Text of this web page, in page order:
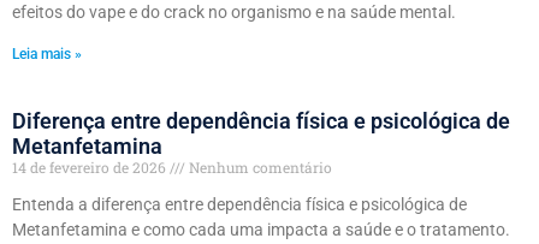
efeitos do vape e do crack no organismo e na saúde mental.
Leia mais »
Diferença entre dependência física e psicológica de
Metanfetamina
14 de fevereiro de 2026
Nenhum comentário
Entenda a diferença entre dependência física e psicológica de
Metanfetamina e como cada uma impacta a saúde e o tratamento.